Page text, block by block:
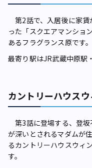
第2話で、入居後に家賃
った「スクエアマンショ
あるフラグランス原です。
最寄り駅はJR武蔵中原駅
カントリーハウス
第3話に登場する、登
が深いとされるマダムが
るカントリーハウスウィ
す。